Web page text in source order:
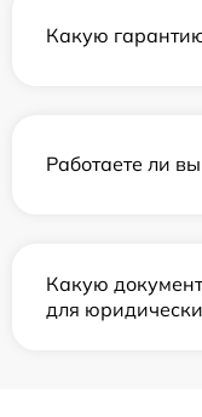
Какую
Работаете ли
Какую
для